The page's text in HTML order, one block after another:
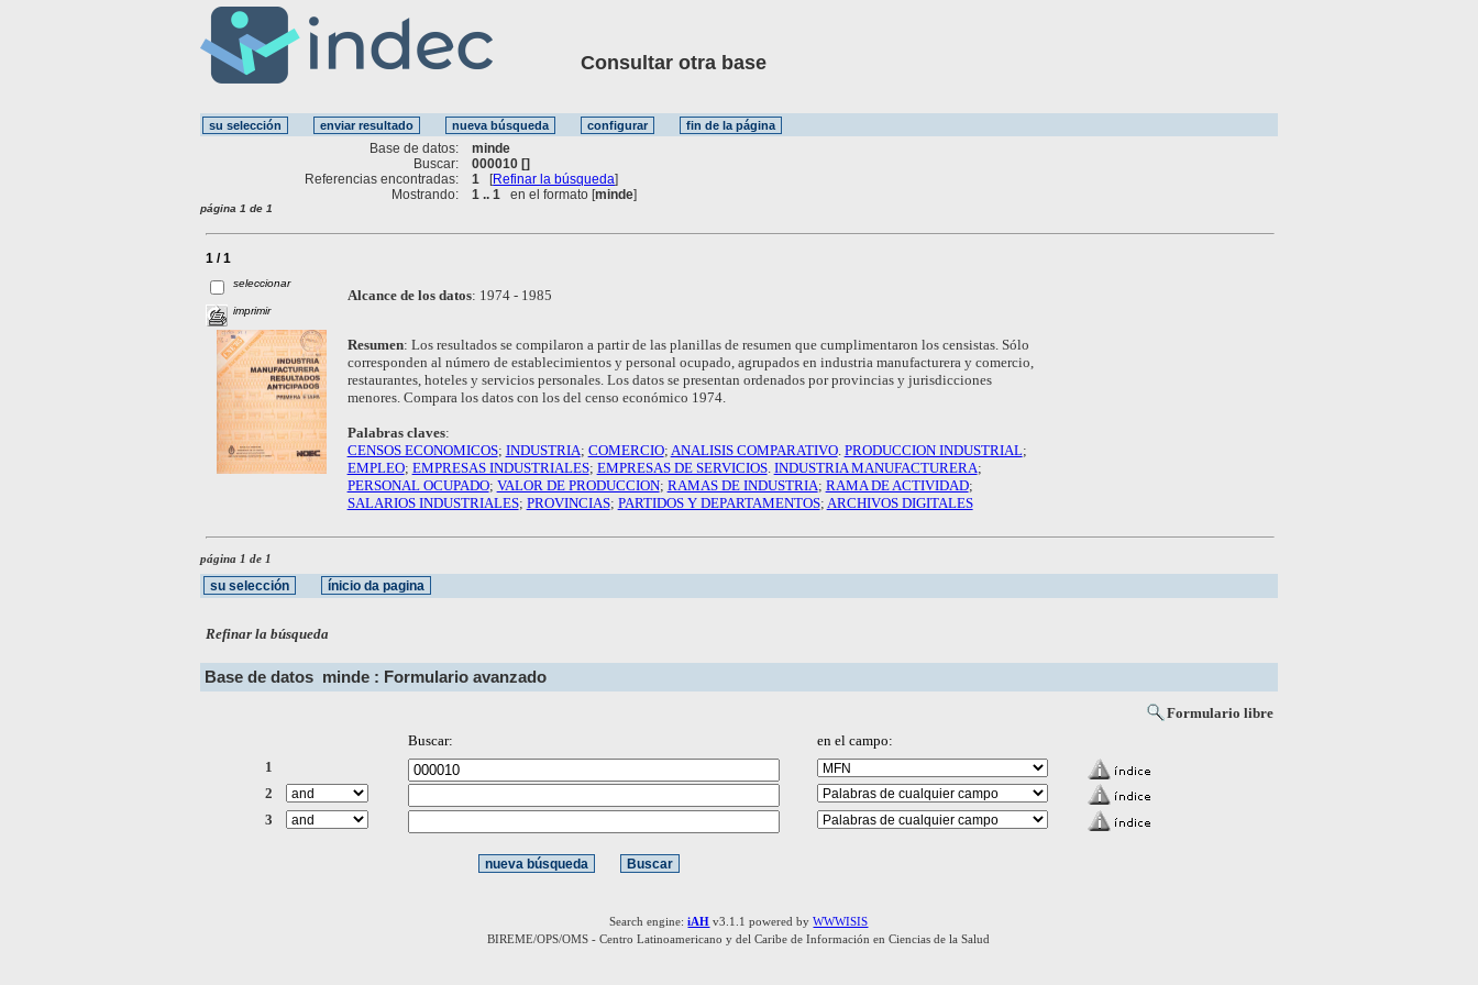
Consultar otra base
Base de datos:
minde
Buscar:
000010 []
Referencias encontradas:
1 [Refinar la búsqueda]
Mostrando:
1 .. 1 en el formato [minde]
página 1 de 1
1 / 1
seleccionar
imprimir
Alcance de los datos: 1974 - 1985
Resumen: Los resultados se compilaron a partir de las planillas de resumen que cumplimentaron los censistas. Sólo
corresponden al número de establecimientos y personal ocupado, agrupados en industria manufacturera y comercio,
restaurantes, hoteles y servicios personales. Los datos se presentan ordenados por provincias y jurisdicciones
menores. Compara los datos con los del censo económico 1974.
Palabras claves:
CENSOS ECONOMICOS; INDUSTRIA; COMERCIO; ANALISIS COMPARATIVO. PRODUCCION INDUSTRIAL;
EMPLEO; EMPRESAS INDUSTRIALES; EMPRESAS DE SERVICIOS. INDUSTRIA MANUFACTURERA;
PERSONAL OCUPADO; VALOR DE PRODUCCION; RAMAS DE INDUSTRIA; RAMA DE ACTIVIDAD;
SALARIOS INDUSTRIALES; PROVINCIAS; PARTIDOS Y DEPARTAMENTOS; ARCHIVOS DIGITALES
página 1 de 1
Refinar la búsqueda
Base de datos minde : Formulario avanzado
Formulario libre
Buscar:
en el campo:
1
2
3
Search engine:iAH v3.1.1 powered byWWWISIS
BIREME/OPS/OMS - Centro Latinoamericano y del Caribe de Información en Ciencias de la Salud